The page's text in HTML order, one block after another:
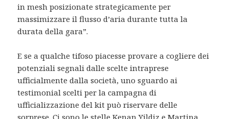
in mesh posizionate strategicamente per
massimizzare il flusso d’aria durante tutta la
durata della gara”.
E se a qualche tifoso piacesse provare a cogliere dei
potenziali segnali dalle scelte intraprese
ufficialmente dalla società, uno sguardo ai
testimonial scelti per la campagna di
ufficializzazione del kit può riservare delle
sorprese. Ci sono le stelle Kenan Yildiz e Martina